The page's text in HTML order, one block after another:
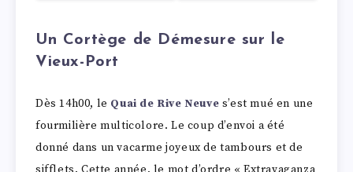
Un Cortège de Démesure sur le
Vieux-Port
Dès 14h00, le Quai de Rive Neuve s’est mué en une
fourmilière multicolore. Le coup d’envoi a été
donné dans un vacarme joyeux de tambours et de